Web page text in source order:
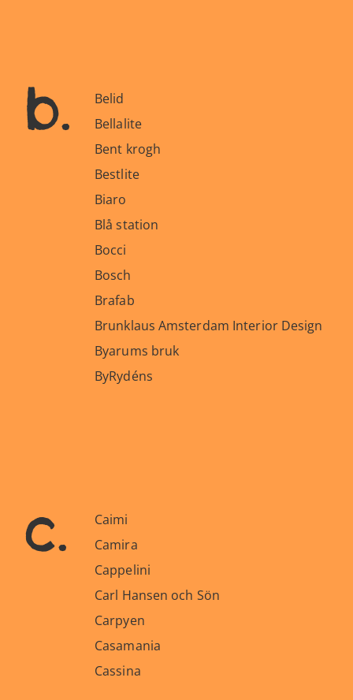
b.
Belid
Bellalite
Bent krogh
Bestlite
Biaro
Blå station
Bocci
Bosch
Brafab
Brunklaus Amsterdam Interior Design
Byarums bruk
ByRydéns
c.
Caimi
Camira
Cappelini
Carl Hansen och Sön
Carpyen
Casamania
Cassina